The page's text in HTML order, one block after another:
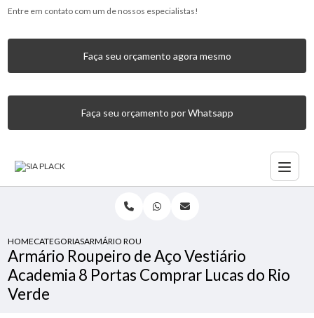
Entre em contato com um de nossos especialistas!
Faça seu orçamento agora mesmo
Faça seu orçamento por Whatsapp
HOMECATEGORIASARMÁRIO ROUPEIRO DE AÇO VESTIÁRIO ACADEMIA 8
Armário Roupeiro de Aço Vestiário
Academia 8 Portas Comprar Lucas do Rio
Verde